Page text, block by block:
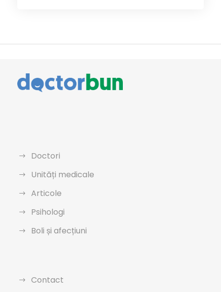
Doctori
Unități medicale
Articole
Psihologi
Boli și afecțiuni
Contact